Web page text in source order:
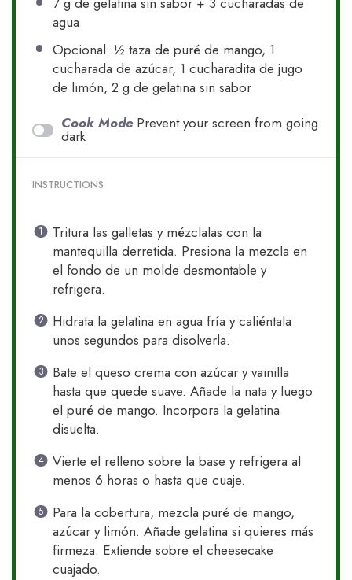
agua
Opcional: ½ taza de puré de mango, 1
cucharada de azúcar, 1 cucharadita de jugo
de limón, 2 g de gelatina sin sabor
Cook Mode Prevent your screen from going
dark
INSTRUCTIONS
Tritura las galletas y mézclalas con la
mantequilla derretida. Presiona la mezcla en
el fondo de un molde desmontable y
refrigera.
Hidrata la gelatina en agua fría y caliéntala
unos segundos para disolverla.
Bate el queso crema con azúcar y vainilla
hasta que quede suave. Añade la nata y luego
el puré de mango. Incorpora la gelatina
disuelta.
Vierte el relleno sobre la base y refrigera al
menos 6 horas o hasta que cuaje.
Para la cobertura, mezcla puré de mango,
azúcar y limón. Añade gelatina si quieres más
firmeza. Extiende sobre el cheesecake
cuajado.